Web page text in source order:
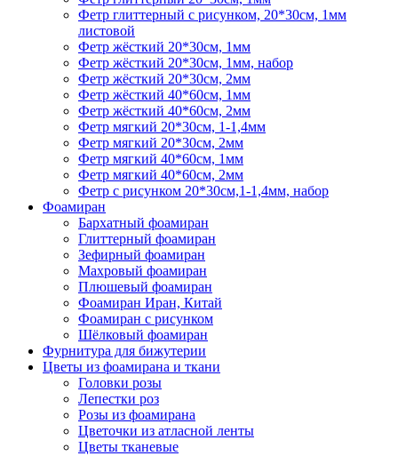
Фетр глиттерный с рисунком, 20*30см, 1мм
листовой
Фетр жёсткий 20*30см, 1мм
Фетр жёсткий 20*30см, 1мм, набор
Фетр жёсткий 20*30см, 2мм
Фетр жёсткий 40*60см, 1мм
Фетр жёсткий 40*60см, 2мм
Фетр мягкий 20*30см, 1-1,4мм
Фетр мягкий 20*30см, 2мм
Фетр мягкий 40*60см, 1мм
Фетр мягкий 40*60см, 2мм
Фетр с рисунком 20*30см,1-1,4мм, набор
Фоамиран
Бархатный фоамиран
Глиттерный фоамиран
Зефирный фоамиран
Махровый фоамиран
Плюшевый фоамиран
Фоамиран Иран, Китай
Фоамиран с рисунком
Шёлковый фоамиран
Фурнитура для бижутерии
Цветы из фоамирана и ткани
Головки розы
Лепестки роз
Розы из фоамирана
Цветочки из атласной ленты
Цветы тканевые